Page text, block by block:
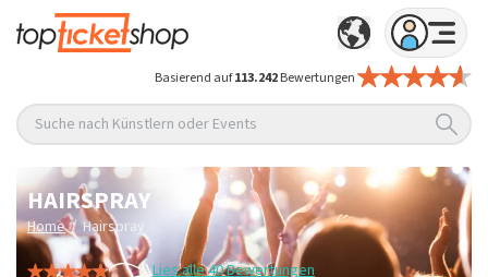
Basierend auf113.242Bewertungen
Suche nach Künstlern oder Events
HAIRSPRAY
Home / Hairspray
Lies alle 40 Bewertungen